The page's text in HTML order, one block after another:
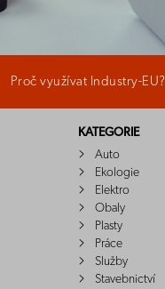
Proč využívat Industry-EU?
KATEGORIE
Auto
Ekologie
Elektro
Obaly
Plasty
Práce
Služby
Stavebnictví